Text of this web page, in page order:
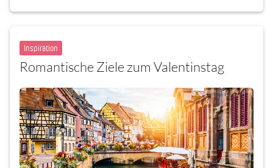
Inspiration
Romantische Ziele zum Valentinstag